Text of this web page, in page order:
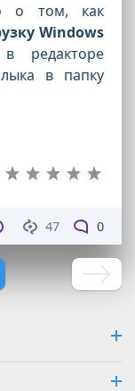
о том, как
Windows
редакторе
в папку
47 0